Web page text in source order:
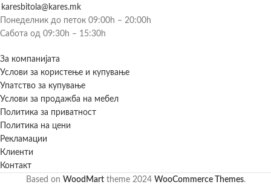
karesbitola@kares.mk
Понеделник до петок 09:00h – 20:00h
Сабота од 09:30h – 15:30h
За компанијата
Услови за користење и купување
Упатство за купување
Услови за продажба на мебел
Политика за приватност
Политика на цени
Рекламации
Клиенти
Контакт
Based on WoodMarttheme2024 WooCommerce Themes.